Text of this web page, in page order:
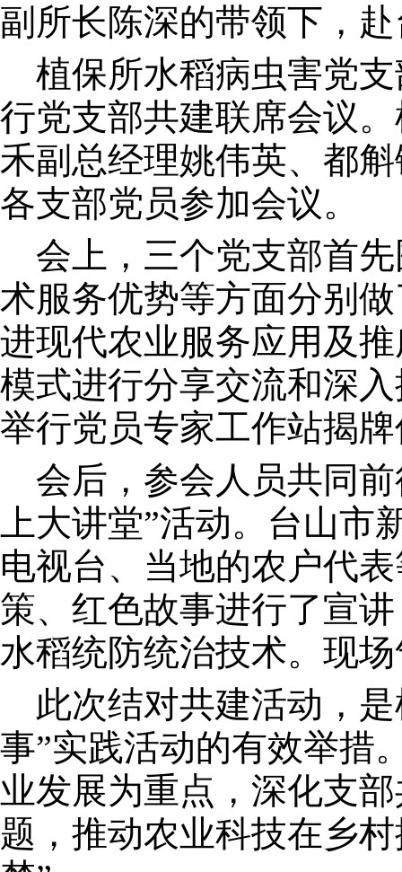
副所长陈深的带领下，
植保所水稻病虫害党支
行党支部共建联席会议
禾副总经理姚伟英、都
各支部党员参加会议。
会上，三个党支部首先
术服务优势等方面分别
进现代农业服务应用及
模式进行分享交流和深
举行党员专家工作站揭
会后，参会人员共同前
上大讲堂”活动。台山市
电视台、当地的农户代
策、红色故事进行了宣
水稻统防统治技术。现
此次结对共建活动，是
事”实践活动的有效举措
业发展为重点，深化支
题，推动农业科技在乡